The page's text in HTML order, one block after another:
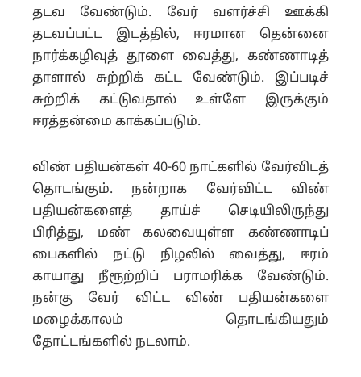
தடவ வேண்டும். வேர் வளர்ச்சி ஊக்கி
தடவப்பட்ட இடத்தில், ஈரமான தென்னை
நார்க்கழிவுத் தூளை வைத்து, கண்ணாடித்
தாளால் சுற்றிக் கட்ட வேண்டும். இப்படிச்
சுற்றிக் கட்டுவதால் உள்ளே இருக்கும்
ஈரத்தன்மை காக்கப்படும்.
விண் பதியன்கள் 40-60 நாட்களில் வேர்விடத்
தொடங்கும். நன்றாக வேர்விட்ட விண்
பதியன்களைத் தாய்ச் செடியிலிருந்து
பிரித்து, மண் கலவையுள்ள கண்ணாடிப்
பைகளில் நட்டு நிழலில் வைத்து, ஈரம்
காயாது நீரூற்றிப் பராமரிக்க வேண்டும்.
நன்கு வேர் விட்ட விண் பதியன்களை
மழைக்காலம் தொடங்கியதும்
தோட்டங்களில் நடலாம்.